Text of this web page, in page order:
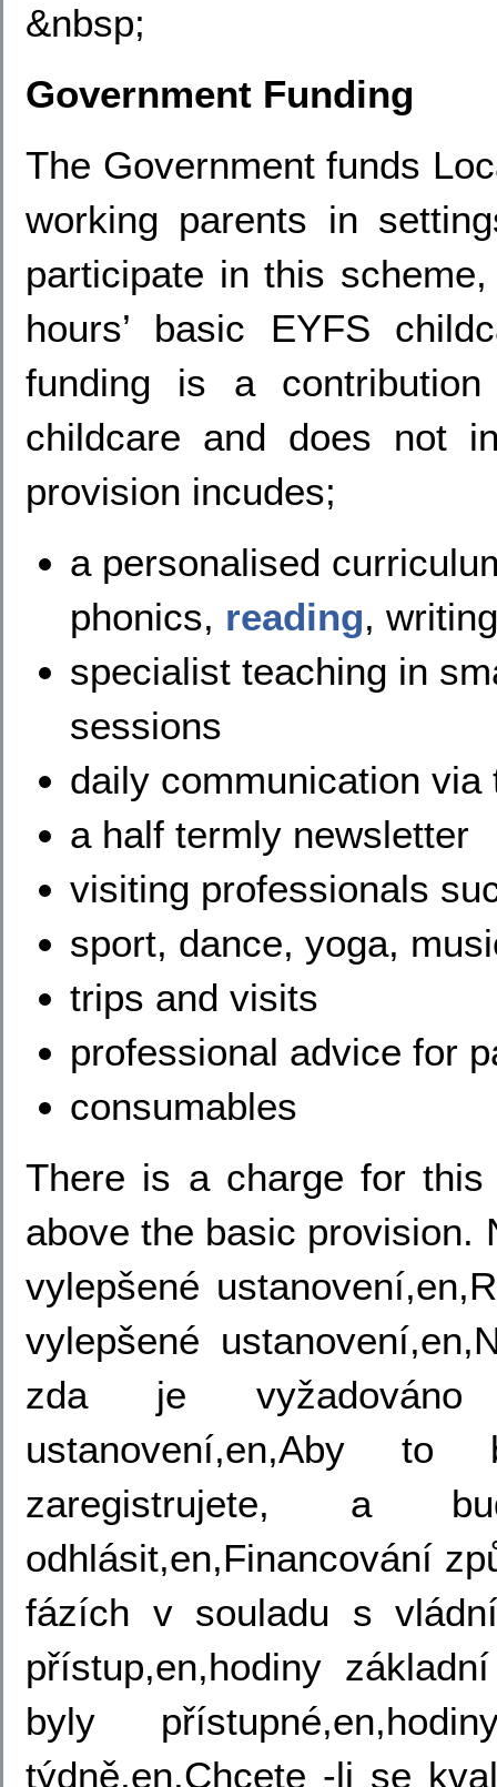
&nbsp;
Government Funding
The Government funds
working parents in
participate in this
hours’ basic EYFS
funding is a
childcare and does not
provision incudes;
a personalised
phonics, reading,
specialist teaching in
sessions
daily communication via
a half termly newsletter
visiting professionals
sport, dance, yoga,
trips and visits
professional advice for
consumables
There is a charge for
above the basic provision.
vylepšené
vylepšené
zda je vyžadováno
ustanovení,en,Aby
zaregistrujete, a
odhlásit,en,Financování
fázích v souladu s
přístup,en,hodiny
byly
týdně,en,Chcete -li se